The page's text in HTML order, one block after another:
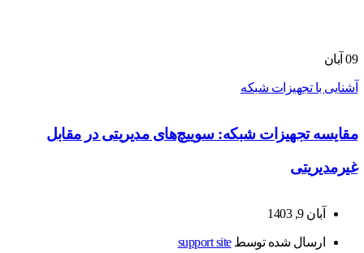
09 آبان
آشنایی با تجهیزات شبکه
مقایسه تجهیزات شبکه: سوییچ‌های مدیریتی در مقابل
غیرمدیریتی
آبان 9, 1403
ارسال شده توسطsupport site